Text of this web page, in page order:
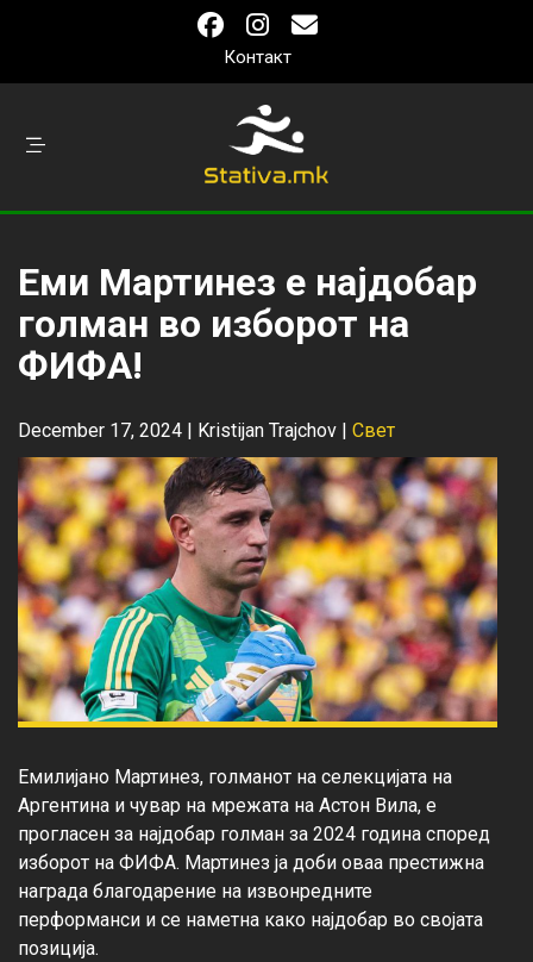
Контакт
Еми Мартинез е најдобар
голман во изборот на
ФИФА!
December 17, 2024 | Kristijan Trajchov | Свет
Емилијано Мартинез, голманот на селекцијата на
Аргентина и чувар на мрежата на Астон Вила, е
прогласен за најдобар голман за 2024 година според
изборот на ФИФА. Мартинез ја доби оваа престижна
награда благодарение на извонредните
перформанси и се наметна како најдобар во својата
позиција.